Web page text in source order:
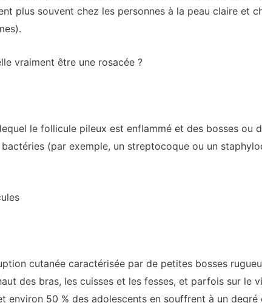
plus souvent chez les personnes à la peau claire et
vraiment être une rosacée ?
le follicule pileux est enflammé et des bosses ou
(par exemple, un streptocoque ou un
cutanée caractérisée par de petites bosses
des bras, les cuisses et les fesses, et parfois sur le
environ 50 % des adolescents en souffrent à un degré